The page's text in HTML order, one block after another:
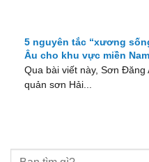
5 nguyên tắc “xương
Âu cho khu vực miền
Qua bài viết này, Sơn
quản sơn Hải...